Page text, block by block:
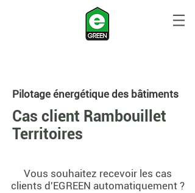
Pilotage énergétique des bâtiments
Cas client Rambouillet
Territoires
Vous souhaitez recevoir les cas
clients d'EGREEN automatiquement ?